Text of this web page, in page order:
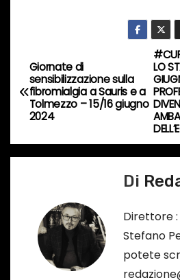
r
s
o
…
N
a
v
i
LO
Giornate di
sensibilizzazione sulla
fibromialgia a Sauris e a
Tolmezzo – 15/16 giugno
2024
Di
Direttore :
Stefano
potete